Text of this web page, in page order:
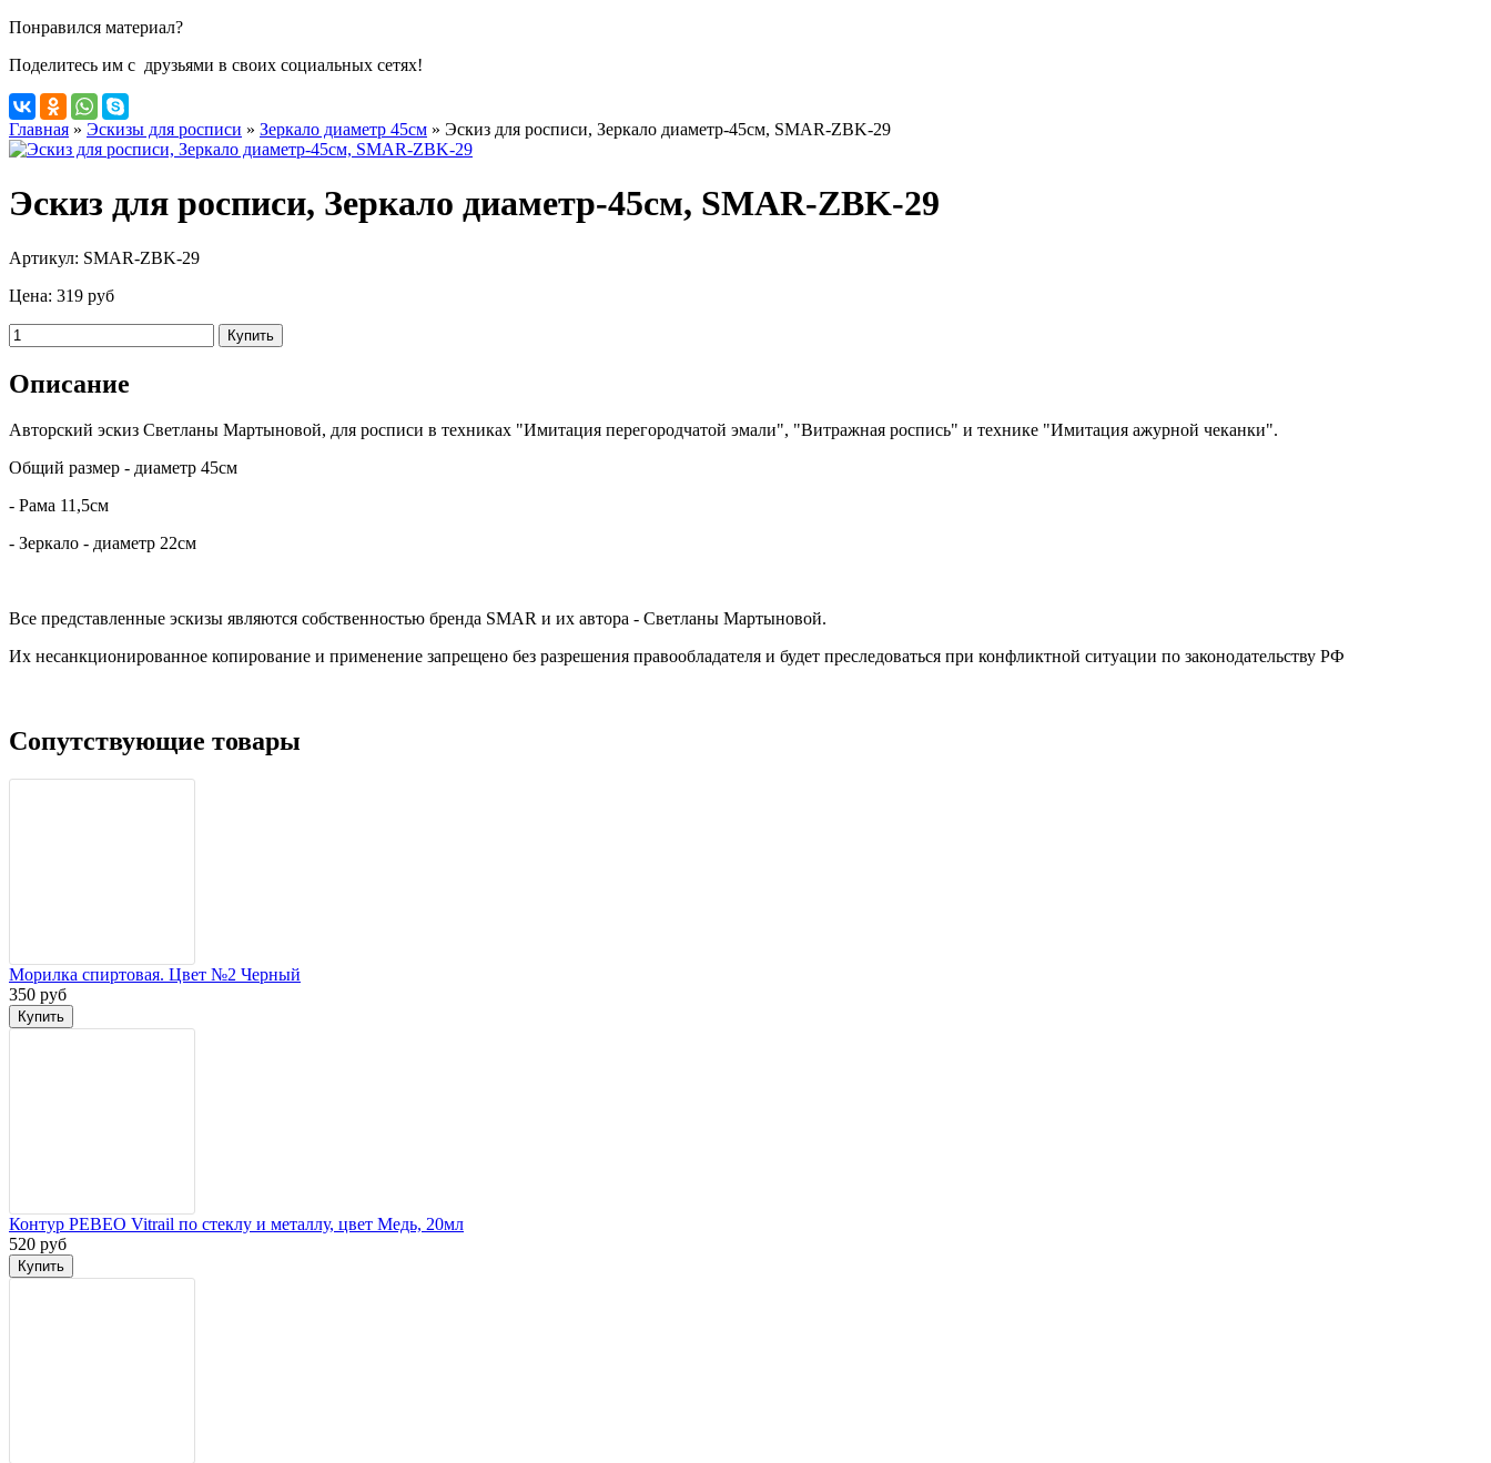
Понравился материал?
Поделитесь им с друзьями в своих социальных сетях!
Главная » Эскизы для росписи » Зеркало диаметр 45см » Эскиз для росписи, Зеркало диаметр-45см, SMAR-ZBK-29
Эскиз для росписи, Зеркало диаметр-45см, SMAR-ZBK-29
Артикул: SMAR-ZBK-29
Цена: 319 руб
Описание
Авторский эскиз Светланы Мартыновой, для росписи в техниках "Имитация перегородчатой эмали", "Витражная роспись" и технике "Имитация ажурной чеканки".
Общий размер - диаметр 45см
- Рама 11,5см
- Зеркало - диаметр 22см
Все представленные эскизы являются собственностью бренда SMAR и их автора - Светланы Мартыновой.
Их несанкционированное копирование и применение запрещено без разрешения правообладателя и будет преследоваться при конфликтной ситуации по законодательству РФ
Сопутствующие товары
Морилка спиртовая. Цвет №2 Черный
350 руб
Контур PEBEO Vitrail по стеклу и металлу, цвет Медь, 20мл
520 руб